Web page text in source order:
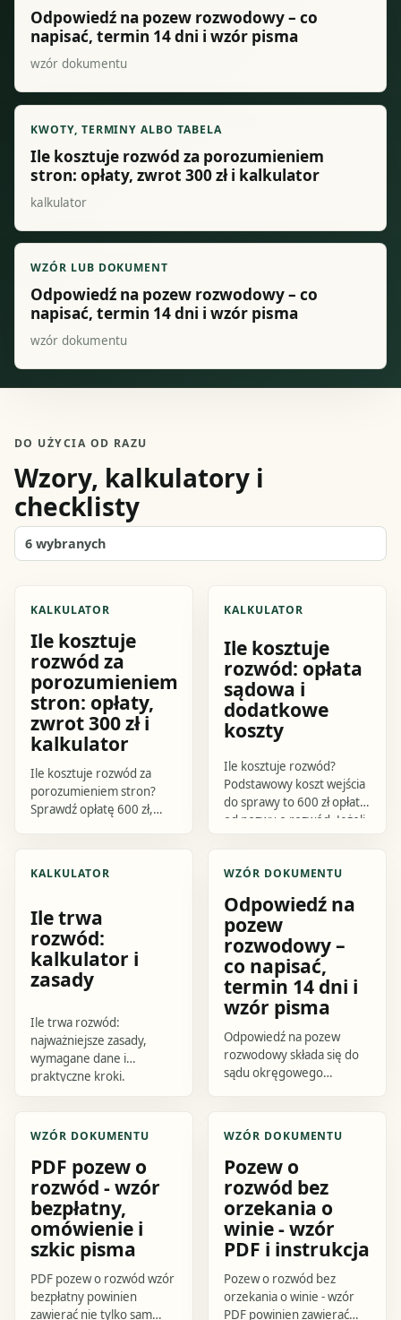
Odpowiedź na pozew rozwodowy – co
napisać, termin 14 dni i wzór pisma
wzór dokumentu
KWOTY, TERMINY ALBO TABELA
Ile kosztuje rozwód za porozumieniem
stron: opłaty, zwrot 300 zł i kalkulator
kalkulator
WZÓR LUB DOKUMENT
Odpowiedź na pozew rozwodowy – co
napisać, termin 14 dni i wzór pisma
wzór dokumentu
DO UŻYCIA OD RAZU
Wzory, kalkulatory i
checklisty
6 wybranych
KALKULATOR
Ile kosztuje
rozwód za
porozumieniem
stron: opłaty,
zwrot 300 zł i
kalkulator
Ile kosztuje rozwód za
porozumieniem stron?
Sprawdź opłatę 600 zł,
i praktyczny kalkulator.
KALKULATOR
Ile kosztuje
rozwód: opłata
sądowa i
dodatkowe
koszty
Ile kosztuje rozwód?
Podstawowy koszt wejścia
do sprawy to 600 zł opłaty
od pozwu o rozwód. Jeżeli
zgodny.
KALKULATOR
Ile trwa
rozwód:
kalkulator i
zasady
Ile trwa rozwód:
najważniejsze zasady,
wymagane dane i
praktyczne kroki.
uniknąć.
WZÓR DOKUMENTU
Odpowiedź na
pozew
rozwodowy –
co napisać,
termin 14 dni i
wzór pisma
Odpowiedź na pozew
rozwodowy składa się do
sądu okręgowego
zasadniczo w terminie 14
dni od doręczenia. W
odpowiedzi.
WZÓR DOKUMENTU
PDF pozew o
rozwód - wzór
bezpłatny,
omówienie i
szkic pisma
PDF pozew o rozwód wzór
bezpłatny powinien
zawierać nie tylko sam
WZÓR DOKUMENTU
Pozew o
rozwód bez
orzekania o
winie - wzór
PDF i instrukcja
Pozew o rozwód bez
orzekania o winie - wzór
PDF powinien zawierać